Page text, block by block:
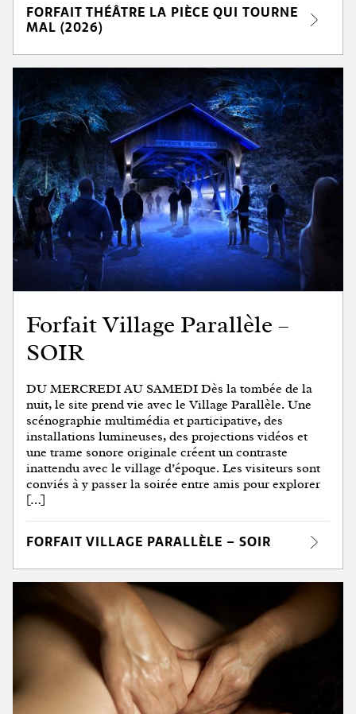
FORFAIT THÉÂTRE LA PIÈCE QUI TOURNE
MAL (2026)
Forfait Village Parallèle –
SOIR
DU MERCREDI AU SAMEDI Dès la tombée de la
nuit, le site prend vie avec le Village Parallèle. Une
scénographie multimédia et participative, des
installations lumineuses, des projections vidéos et
une trame sonore originale créent un contraste
inattendu avec le village d’époque. Les visiteurs sont
conviés à y passer la soirée entre amis pour explorer
[…]
FORFAIT VILLAGE PARALLÈLE – SOIR